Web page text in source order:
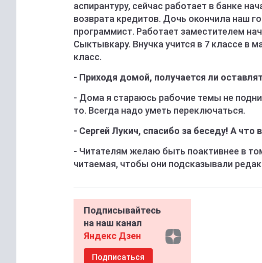
аспирантуру, сейчас работает в банке
возврата кредитов. Дочь окончила наш
программист. Работает заместителем
Сыктывкару. Внучка учится в 7 классе в
класс.
- Приходя домой, получается ли
- Дома я стараюсь рабочие темы не
то. Всегда надо уметь переключаться.
- Сергей Лукич, спасибо за беседу! А
- Читателям желаю быть поактивнее в
читаемая, чтобы они подсказывали
Подписывайтесь
на наш канал
Яндекс Дзен
Подписаться